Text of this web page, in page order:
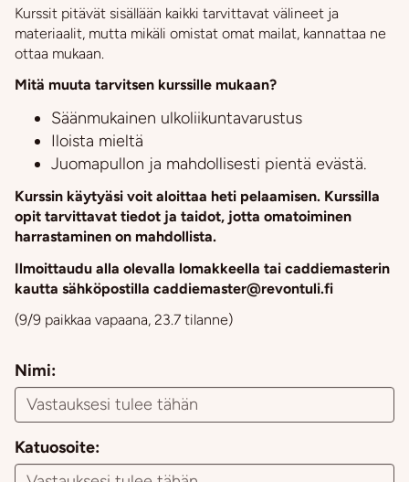
Kurssit pitävät sisällään kaikki tarvittavat välineet ja
materiaalit, mutta mikäli omistat omat mailat, kannattaa ne
ottaa mukaan.
Mitä muuta tarvitsen kurssille mukaan?
Säänmukainen ulkoliikuntavarustus
Iloista mieltä
Juomapullon ja mahdollisesti pientä evästä.
Kurssin käytyäsi voit aloittaa heti pelaamisen. Kurssilla
opit tarvittavat tiedot ja taidot, jotta omatoiminen
harrastaminen on mahdollista.
Ilmoittaudu alla olevalla lomakkeella tai caddiemasterin
kautta sähköpostilla caddiemaster@revontuli.fi
(9/9 paikkaa vapaana, 23.7 tilanne)​​​​​​​​​​​​​
Nimi:
Katuosoite: